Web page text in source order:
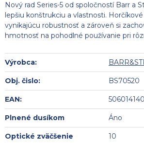
Nový rad Series-5 od spoločností Barr a
lepšiu konštrukciu a vlastnosti.
vynikajúcu robustnosť a zároveň si
hmotnosť na pohodlné používanie pri
Výrobca:
Obj. čislo: BS70520
EAN:
Plnené dusíkom Áno
Optické zväčšenie 10